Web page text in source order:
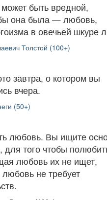
быть вредной,
она была — любовь,
в овечьей шкуре
Толстой (100+)
завтра, о котором вы
вчера.
(50+)
любовь. Вы ищите
того чтобы
любовь их не ищет,
не требует